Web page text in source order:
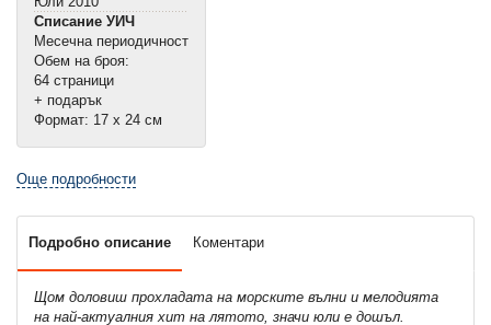
Списание УИЧ
Месечна периодичност
Обем на броя:
64 страници
+ подарък
Формат: 17 х 24 см
Още подробности
Подробно описание Коментари
Щом доловиш прохладата на морските вълни и мелодията
на най-актуалния хит на лятото, значи юли е дошъл.